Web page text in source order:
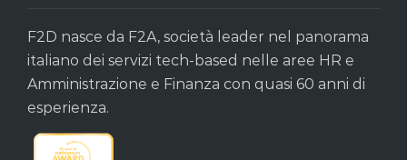
F2D nasce da F2A, società leader nel panorama
italiano dei servizi tech-based nelle aree HR e
Amministrazione e Finanza con quasi 60 anni di
esperienza.